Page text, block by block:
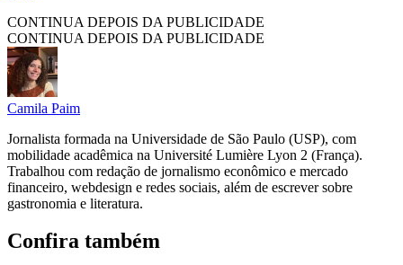
CONTINUA DEPOIS DA PUBLICIDADE
CONTINUA DEPOIS DA PUBLICIDADE
Camila Paim
Jornalista formada na Universidade de São Paulo (USP), com
mobilidade acadêmica na Université Lumière Lyon 2 (França).
Trabalhou com redação de jornalismo econômico e mercado
financeiro, webdesign e redes sociais, além de escrever sobre
gastronomia e literatura.
Confira também